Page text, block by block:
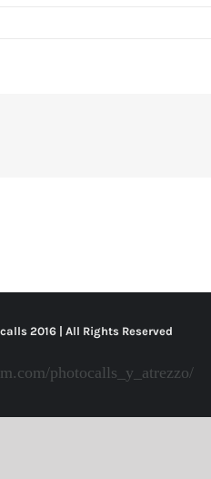
2016| All Rights Reserved
photocalls_y_atrezzo/